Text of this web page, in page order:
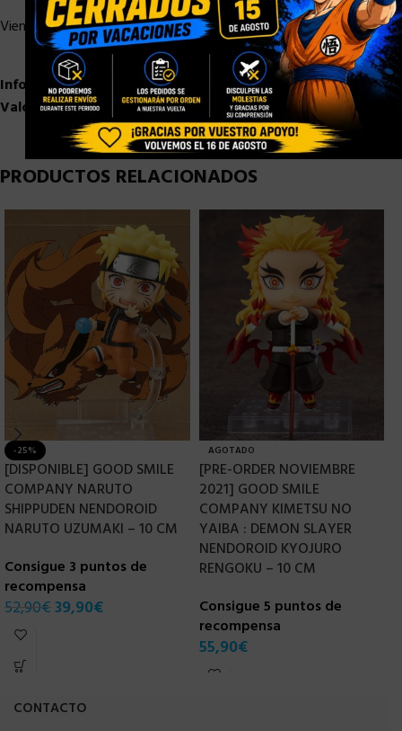
Viene con acesorios en una caja con ventana.
Información adicional
Valoraciones (0)
PRODUCTOS RELACIONADOS
-25%
[DISPONIBLE] GOOD SMILE
COMPANY NARUTO
SHIPPUDEN NENDOROID
NARUTO UZUMAKI – 10 CM
Consigue 3 puntos de
recompensa
52,90€39,90€
AGOTADO
[PRE-ORDER NOVIEMBRE
2021] GOOD SMILE
COMPANY KIMETSU NO
YAIBA : DEMON SLAYER
NENDOROID KYOJURO
RENGOKU – 10 CM
Consigue 5 puntos de
recompensa
55,90€
CONTACTO